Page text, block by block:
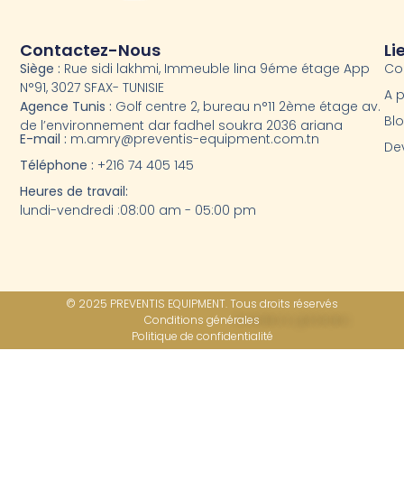
A
Contactez-Nous
Siège : Rue sidi lakhmi, Immeuble lina 9éme étage App
N°91, 3027 SFAX- TUNISIE
Agence Tunis : Golf centre 2, bureau n°11 2ème étage av.
de l’environnement dar fadhel soukra 2036 ariana
E-mail : m.amry@preventis-equipment.com.tn
Téléphone : +216 74 405 145
Heures de travail:
lundi-vendredi :08:00 am - 05:00 pm
© 2025 PREVENTIS EQUIPMENT. Tous droits réservés
Conditions générales
Politique de confidentialité​